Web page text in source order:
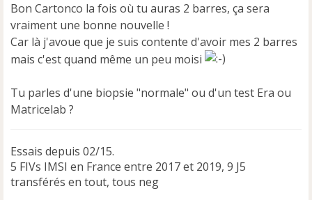
a
g
e
n
o
l
u
Bon Cartonco la fois où tu auras 2 barres, ça sera
vraiment une bonne nouvelle !
Car là j'avoue que je suis contente d'avoir mes 2 barres
mais c'est quand même un peu moisi
Tu parles d'une biopsie "normale" ou d'un test Era ou
Matricelab ?
Essais depuis 02/15.
5 FIVs IMSI en France entre 2017 et 2019, 9 J5
transférés en tout, tous neg